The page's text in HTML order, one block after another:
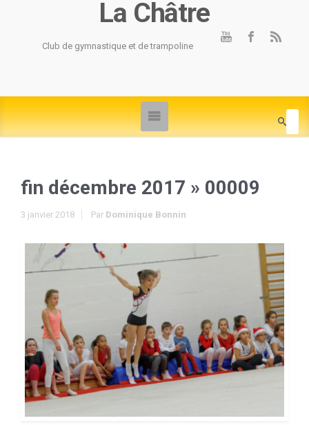
La Châtre
Club de gymnastique et de trampoline
fin décembre 2017 » 00009
3 janvier 2018 Par Dominique Bonnin